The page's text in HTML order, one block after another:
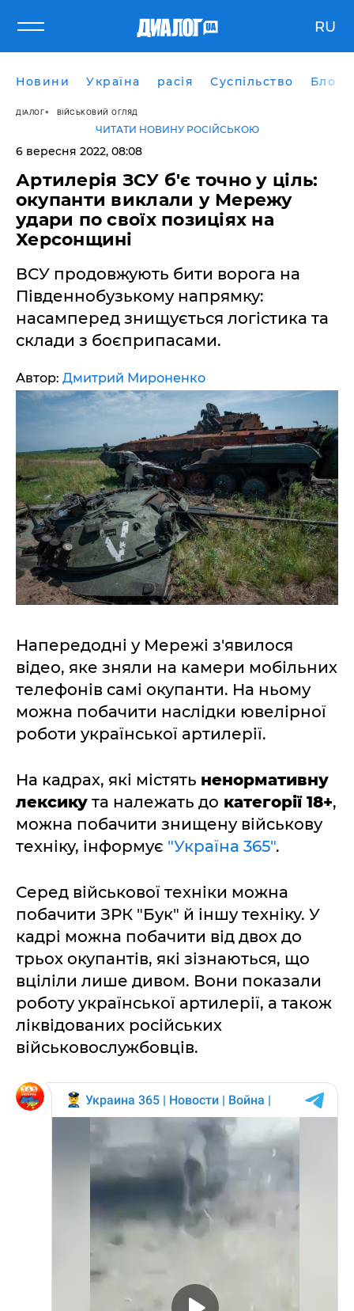
RU
Новини Україна расія Суспільство Блоги
ДІАЛОГ ВІЙСЬКОВИЙ ОГЛЯД
ЧИТАТИ НОВИНУ РОСІЙСЬКОЮ
6 вересня 2022, 08:08
Артилерія ЗСУ б'є точно у ціль:
окупанти виклали у Мережу
удари по своїх позиціях на
Херсонщині
ВСУ продовжують бити ворога на
Південнобузькому напрямку:
насамперед знищується логістика та
склади з боєприпасами.
Автор: Дмитрий Мироненко
Напередодні у Мережі з'явилося
відео, яке зняли на камери мобільних
телефонів самі окупанти. На ньому
можна побачити наслідки ювелірної
роботи української артилерії.
На кадрах, які містять ненормативну
лексику та належать до категорії 18+,
можна побачити знищену військову
техніку, інформує "Україна 365".
Серед військової техніки можна
побачити ЗРК "Бук" й іншу техніку. У
кадрі можна побачити від двох до
трьох окупантів, які зізнаються, що
вціліли лише дивом. Вони показали
роботу української артилерії, а також
ліквідованих російських
військовослужбовців.